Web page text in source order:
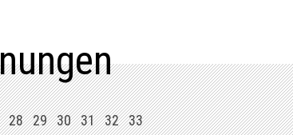
28 29 30 31 32 33